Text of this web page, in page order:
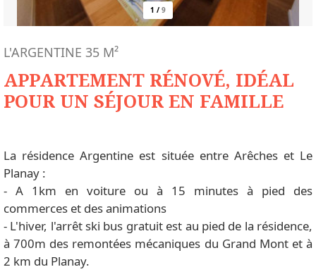
1 / 9
APPARTEMENT RÉNOVÉ, IDÉAL
POUR UN SÉJOUR EN FAMILLE
L'ARGENTINE 35 M²
La résidence Argentine est située entre Arêches et Le
Planay :
- A 1km en voiture ou à 15 minutes à pied des
commerces et des animations
- L'hiver, l'arrêt ski bus gratuit est au pied de la résidence,
à 700m des remontées mécaniques du Grand Mont et à
2 km du Planay.